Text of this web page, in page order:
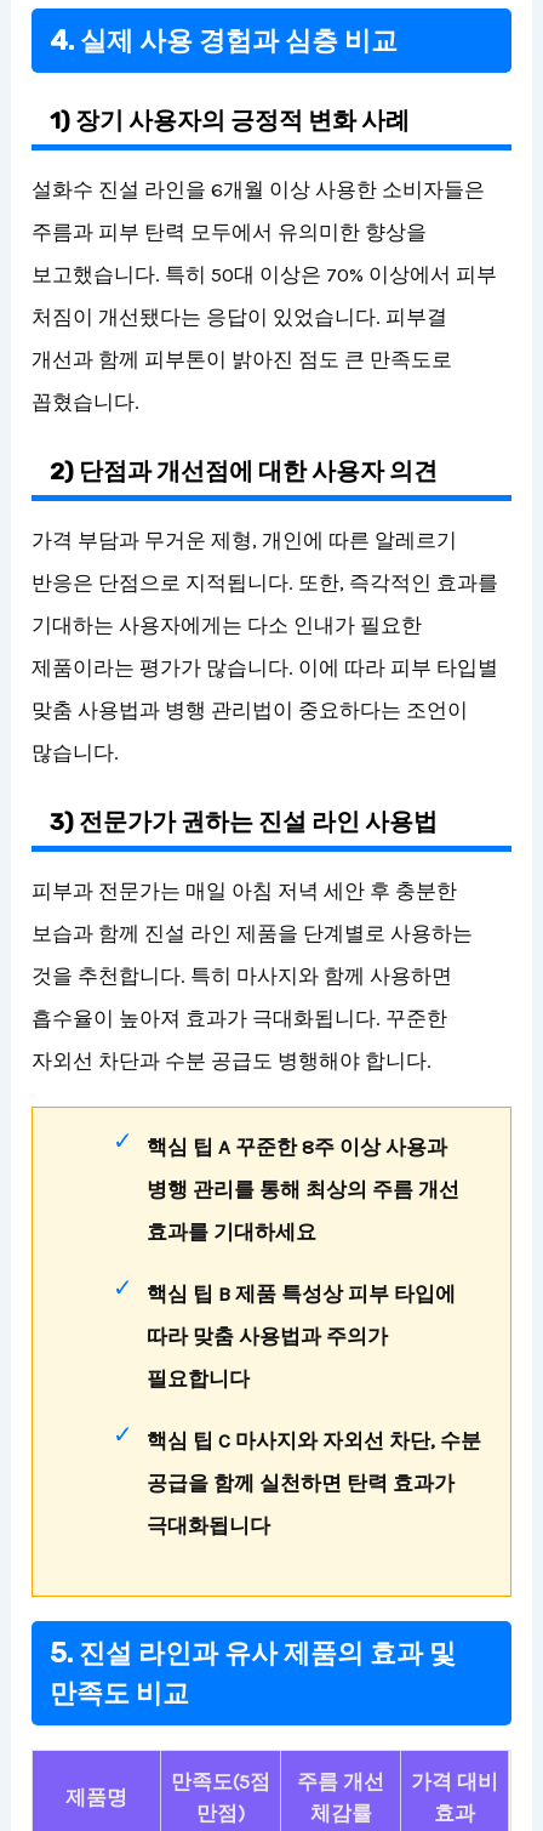
4. 실제 사용 경험과 심층 비교
1) 장기 사용자의 긍정적 변화 사례
설화수 진설 라인을 6개월 이상 사용한 소비자들은
주름과 피부 탄력 모두에서 유의미한 향상을
보고했습니다. 특히 50대 이상은 70% 이상에서 피부
처짐이 개선됐다는 응답이 있었습니다. 피부결
개선과 함께 피부톤이 밝아진 점도 큰 만족도로
꼽혔습니다.
2) 단점과 개선점에 대한 사용자 의견
가격 부담과 무거운 제형, 개인에 따른 알레르기
반응은 단점으로 지적됩니다. 또한, 즉각적인 효과를
기대하는 사용자에게는 다소 인내가 필요한
제품이라는 평가가 많습니다. 이에 따라 피부 타입별
맞춤 사용법과 병행 관리법이 중요하다는 조언이
많습니다.
3) 전문가가 권하는 진설 라인 사용법
피부과 전문가는 매일 아침 저녁 세안 후 충분한
보습과 함께 진설 라인 제품을 단계별로 사용하는
것을 추천합니다. 특히 마사지와 함께 사용하면
흡수율이 높아져 효과가 극대화됩니다. 꾸준한
자외선 차단과 수분 공급도 병행해야 합니다.
핵심 팁 A 꾸준한 8주 이상 사용과
병행 관리를 통해 최상의 주름 개선
효과를 기대하세요
핵심 팁 B 제품 특성상 피부 타입에
따라 맞춤 사용법과 주의가
필요합니다
핵심 팁 C 마사지와 자외선 차단, 수분
공급을 함께 실천하면 탄력 효과가
극대화됩니다
5. 진설 라인과 유사 제품의 효과 및
만족도 비교
제품명
만족도(5점
만점)
주름 개선
체감률
가격 대비
효과